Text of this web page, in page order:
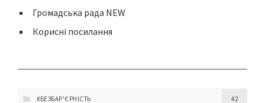
Громадська рада NEW
Корисні посилання
#БЕЗБАР'ЄРНІСТЬ 42